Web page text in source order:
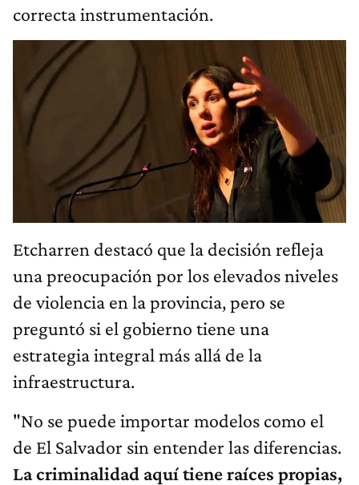
correcta instrumentación.
Etcharren destacó que la decisión refleja
una preocupación por los elevados niveles
de violencia en la provincia, pero se
preguntó si el gobierno tiene una
estrategia integral más allá de la
infraestructura.
"No se puede importar modelos como el
de El Salvador sin entender las diferencias.
La criminalidad aquí tiene raíces propias,